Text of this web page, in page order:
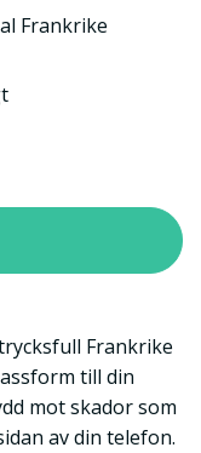
Frankrike
till din
mot skador som
av din telefon.